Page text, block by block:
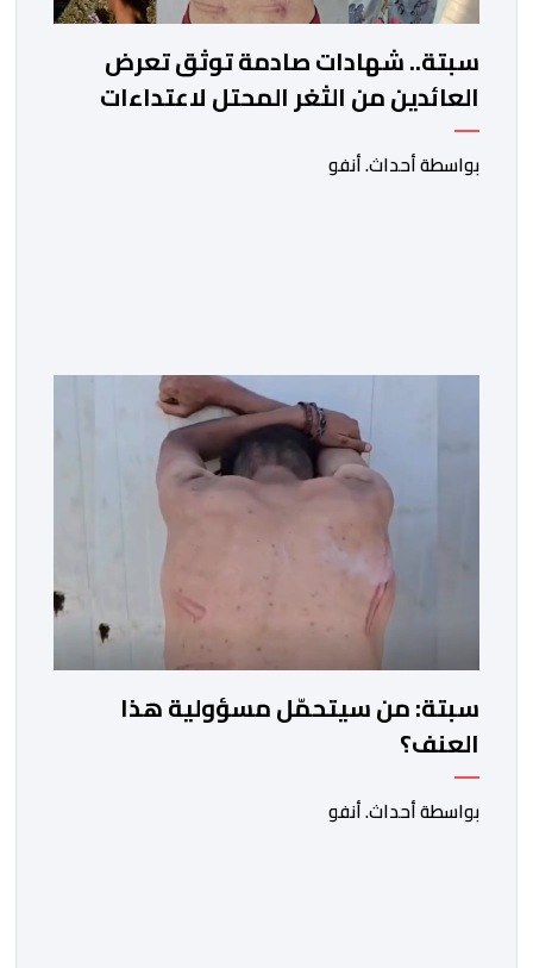
سبتة.. شهادات صادمة توثق تعرض
العائدين من الثغر المحتل لاعتداءات
جسيمة من قبل الحرس المدني
الاسباني
بواسطة أحداث. أنفو
سبتة: من سيتحمّل مسؤولية هذا
العنف؟
بواسطة أحداث. أنفو